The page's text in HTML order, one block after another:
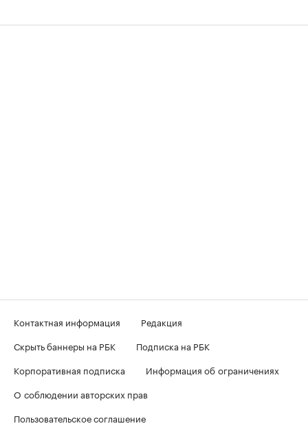
Контактная информация
Редакция
Скрыть баннеры на РБК
Подписка на РБК
Корпоративная подписка
Информация об ограничениях
О соблюдении авторских прав
Пользовательское соглашение